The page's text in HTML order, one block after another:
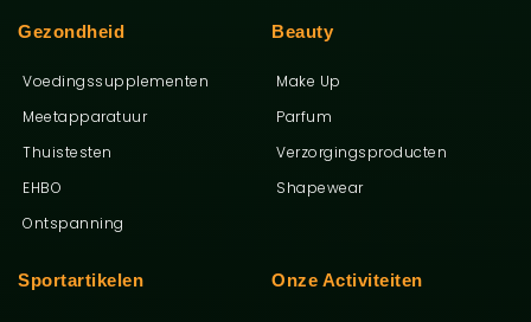
Onze Activiteiten
Sportartikelen
Beauty
Make Up
Parfum
Verzorgingsproducten
Shapewear
Gezondheid
Voedingssupplementen
Meetapparatuur
Thuistesten
EHBO
Ontspanning